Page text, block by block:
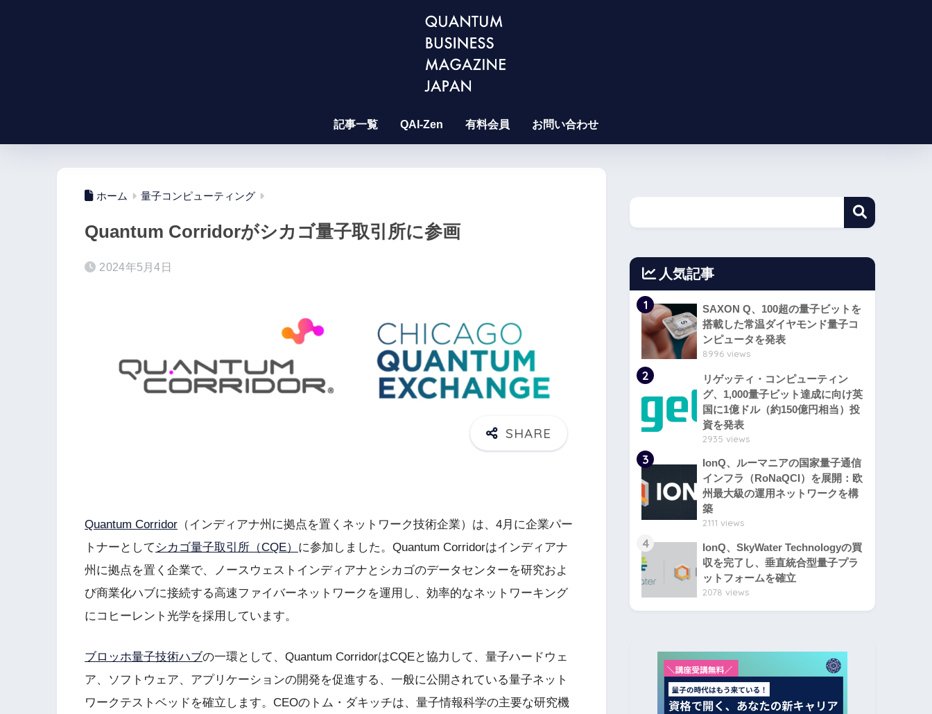
記事一覧 QAI-Zen 有料会員 お問い合わせ
ホーム 量子コンピューティング
Quantum Corridorがシカゴ量子取引所に参画
2024年5月4日
Quantum Corridor （インディアナ州に拠点を置くネットワーク技術企業）は、4月に企業パー
トナーとして シカゴ量子取引所（CQE） に参加しました。Quantum Corridorはインディアナ
州に拠点を置く企業で、ノースウェストインディアナとシカゴのデータセンターを研究およ
び商業化ハブに接続する高速ファイバーネットワークを運用し、効率的なネットワーキング
にコヒーレント光学を採用しています。
ブロッホ量子技術ハブの一環として、Quantum CorridorはCQEと協力して、量子ハードウェ
ア、ソフトウェア、アプリケーションの開発を促進する、一般に公開されている量子ネット
ワークテストベッドを確立します。CEOのトム・ダキッチは、量子情報科学の主要な研究機
人気記事
1
SAXON Q、100超の量子ビットを
搭載した常温ダイヤモンド量子コ
ンピュータを発表
8996 views
2
リゲッティ・コンピューティン
グ、1,000量子ビット達成に向け英
国に1億ドル（約150億円相当）投
資を発表
2935 views
3
IonQ、ルーマニアの国家量子通信
インフラ（RoNaQCI）を展開：欧
州最大級の運用ネットワークを構
築
2111 views
4
IonQ、SkyWater Technologyの買
収を完了し、垂直統合型量子プラ
ットフォームを確立
2078 views